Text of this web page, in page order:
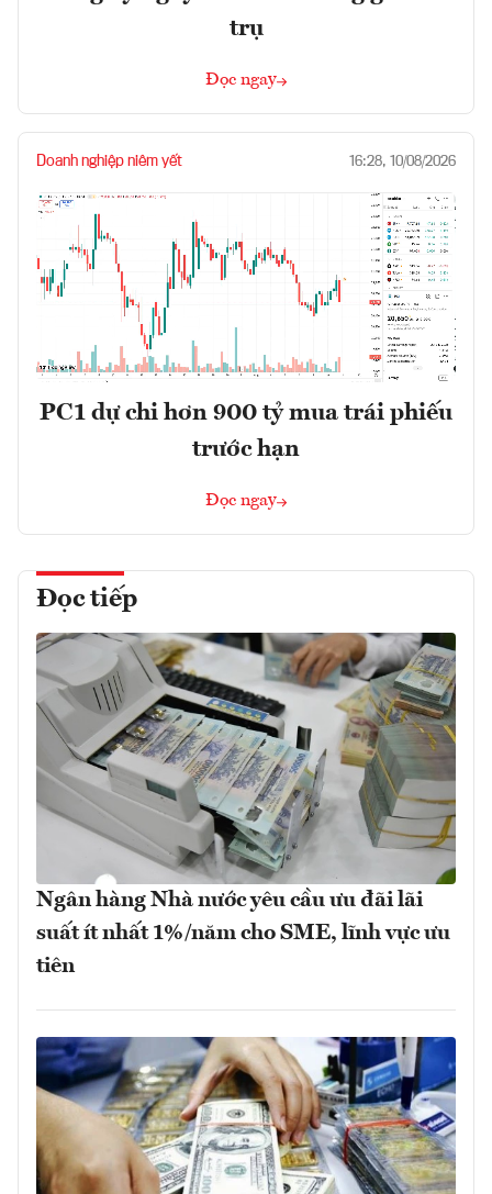
trụ
Đọc ngay
Doanh nghiệp niêm yết 16:28, 10/08/2026
PC1 dự chi hơn 900 tỷ mua trái phiếu
trước hạn
Đọc ngay
Đọc tiếp
Ngân hàng Nhà nước yêu cầu ưu đãi lãi
suất ít nhất 1%/năm cho SME, lĩnh vực ưu
tiên